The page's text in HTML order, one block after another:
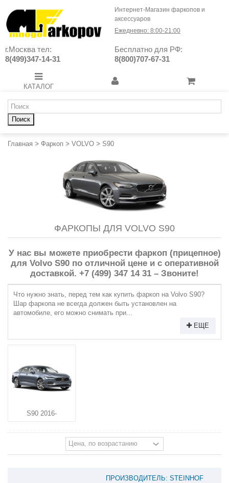
Интернет-Магазин фаркопов и
аксессуаров
Ежедневно: 8:00-21:00
г.Москва тел:
8(499)347-14-31
Бесплатно для РФ:
8(800)707-67-31
КАТАЛОГ
Поиск
Главная > Фаркоп > VOLVO > S90
ФАРКОПЫ ДЛЯ VOLVO S90
У нас вы можете приобрести фаркоп (прицепное)
для Volvo S90 по отличной цене и с оперативной
доставкой. +7 (499) 347 14 31 – Звоните!
Что нужно знать, перед тем как купить фаркоп на Volvo S90?
Шар фаркопа не всегда должен быть установлен на
автомобиле, его можно снимать при...
ЕЩЕ
S90 2016-
ПРОИЗВОДИТЕЛЬ: STEINHOF